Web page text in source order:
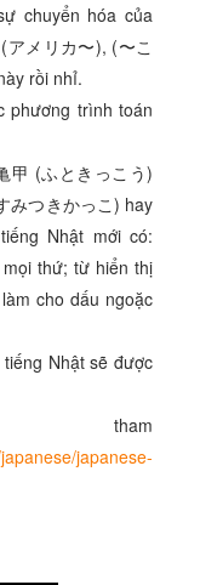
chuyển hóa của
メリカ〜), (〜こ
rồi nhỉ.
trình toán
甲 (ふときっこう)
みつきかっこ) hay
Nhật mới có:
thứ; từ hiển thị
cho dấu ngoặc
Nhật sẽ được
japanese-